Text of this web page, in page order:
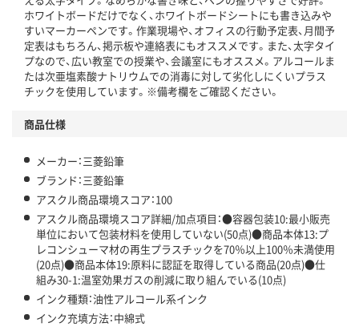
アスクル商品環境スコア詳細／加点項目
」で確認できます。
ホワイトボードだけでなく、ホワイトボードシートにも書き込みや
すいマーカーペンです。作業現場や、オフィスの行動予定表、月間予
定表はもちろん、掲示板や連絡表にもオススメです。また、太字タイ
プなので、広い教室での授業や、会議室にもオススメ。アルコールま
たは次亜塩素酸ナトリウムでの消毒に対して劣化しにくいプラス
チックを使用しています。※備考欄をご確認ください。
商品仕様
メーカー：三菱鉛筆
ブランド：三菱鉛筆
アスクル商品環境スコア：100
アスクル商品環境スコア詳細/加点項目：●容器包装10:最小販売
単位において包装材料を使用していない(50点)●商品本体13:プ
レコンシューマ材の再生プラスチックを70％以上100％未満使用
(20点)●商品本体19:原料に認証を取得している商品(20点)●仕
組み30-1:温室効果ガスの削減に取り組んでいる(10点)
インク種類：油性アルコール系インク
インク充填方法：中綿式